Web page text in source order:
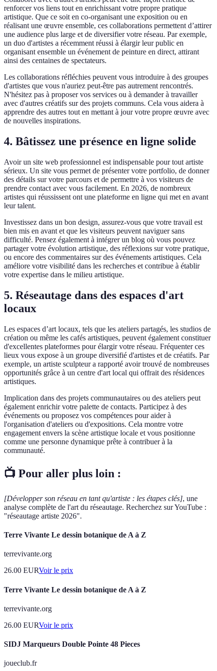
renforcer vos liens tout en enrichissant votre propre pratique
artistique. Que ce soit en co-organisant une exposition ou en
réalisant une œuvre ensemble, ces collaborations permettent d’attirer
une audience plus large et de diversifier votre réseau. Par exemple,
un duo d'artistes a récemment réussi à élargir leur public en
organisant ensemble un événement de peinture en direct, attirant
ainsi des centaines de spectateurs.
Les collaborations réfléchies peuvent vous introduire à des groupes
d'artistes que vous n'auriez peut-être pas autrement rencontrés.
N'hésitez pas à proposer vos services ou à demander à travailler
avec d'autres créatifs sur des projets communs. Cela vous aidera à
apprendre des autres tout en mettant à jour votre propre œuvre avec
de nouvelles inspirations.
4. Bâtissez une présence en ligne solide
Avoir un site web professionnel est indispensable pour tout artiste
sérieux. Un site vous permet de présenter votre portfolio, de donner
des détails sur votre parcours et de permettre à vos visiteurs de
prendre contact avec vous facilement. En 2026, de nombreux
artistes qui réussissent ont une plateforme en ligne qui met en avant
leur talent.
Investissez dans un bon design, assurez-vous que votre travail est
bien mis en avant et que les visiteurs peuvent naviguer sans
difficulté. Pensez également à intégrer un blog où vous pouvez
partager votre évolution artistique, des réflexions sur votre pratique,
ou encore des commentaires sur des événements artistiques. Cela
améliore votre visibilité dans les recherches et contribue à établir
votre expertise dans le milieu artistique.
5. Réseautage dans des espaces d'art
locaux
Les espaces d’art locaux, tels que les ateliers partagés, les studios de
création ou même les cafés artistiques, peuvent également constituer
d'excellentes plateformes pour élargir votre réseau. Fréquenter ces
lieux vous expose à un groupe diversifié d'artistes et de créatifs. Par
exemple, un artiste sculpteur a rapporté avoir trouvé de nombreuses
opportunités grâce à un centre d'art local qui offrait des résidences
artistiques.
Implication dans des projets communautaires ou des ateliers peut
également enrichir votre palette de contacts. Participez à des
événements ou proposez vos compétences pour aider à
l'organisation d'ateliers ou d'expositions. Cela montre votre
engagement envers la scène artistique locale et vous positionne
comme une personne dynamique prête à contribuer à la
communauté.
📺 Pour aller plus loin :
[Développer son réseau en tant qu'artiste : les étapes clés], une
analyse complète de l'art du réseautage. Recherchez sur YouTube :
"réseautage artiste 2026".
Terre Vivante Le dessin botanique de A à Z
terrevivante.org
26.00 EURVoir le prix
Terre Vivante Le dessin botanique de A à Z
terrevivante.org
26.00 EURVoir le prix
SIDJ Marqueurs Double Pointe 48 Pieces
joueclub.fr